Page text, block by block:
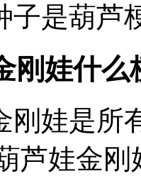
子是葫芦
刚娃什么
刚娃是所
芦娃金